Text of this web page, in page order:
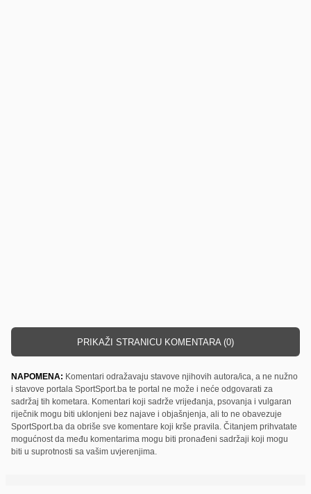
PRIKAŽI STRANICU KOMENTARA (0)
NAPOMENA: Komentari odražavaju stavove njihovih autora/ica, a ne nužno
i stavove portala SportSport.ba te portal ne može i neće odgovarati za
sadržaj tih kometara. Komentari koji sadrže vrijeđanja, psovanja i vulgaran
riječnik mogu biti uklonjeni bez najave i objašnjenja, ali to ne obavezuje
SportSport.ba da obriše sve komentare koji krše pravila. Čitanjem prihvatate
mogućnost da među komentarima mogu biti pronađeni sadržaji koji mogu
biti u suprotnosti sa vašim uvjerenjima.